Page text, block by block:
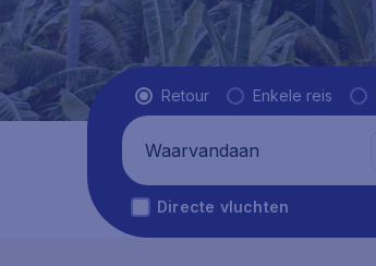
Vluchttype
Retour Enkele reis
Waarvandaan
Directe vluchten